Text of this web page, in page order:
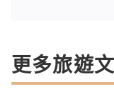
更多旅遊